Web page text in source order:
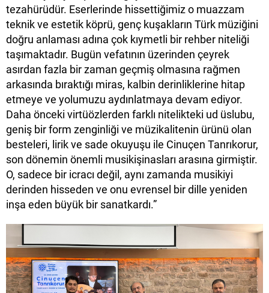
tezahürüdür. Eserlerinde hissettiğimiz o muazzam
teknik ve estetik köprü, genç kuşakların Türk müziğini
doğru anlaması adına çok kıymetli bir rehber niteliği
taşımaktadır. Bugün vefatının üzerinden çeyrek
asırdan fazla bir zaman geçmiş olmasına rağmen
arkasında bıraktığı miras, kalbin derinliklerine hitap
etmeye ve yolumuzu aydınlatmaya devam ediyor.
Daha önceki virtüözlerden farklı nitelikteki ud üslubu,
geniş bir form zenginliği ve müzikalitenin ürünü olan
besteleri, lirik ve sade okuyuşu ile Cinuçen Tanrıkorur,
son dönemin önemli musikişinasları arasına girmiştir.
O, sadece bir icracı değil, aynı zamanda musikiyi
derinden hisseden ve onu evrensel bir dille yeniden
inşa eden büyük bir sanatkardı.”